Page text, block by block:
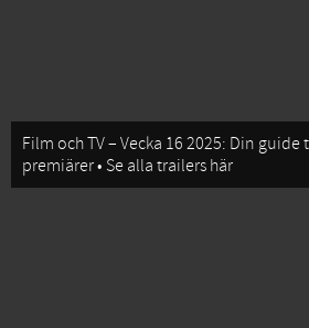
Film och TV – Vecka 16 2025: Din guide
premiärer • Se alla trailers här